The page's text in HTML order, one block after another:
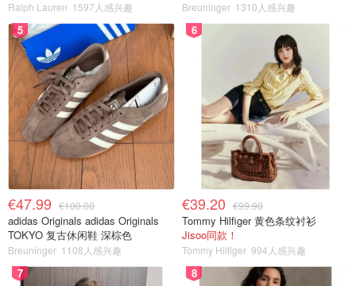
Ralph Lauren 1597人感兴趣 Breuninger 1310人感兴趣
5
€47.99 €100.00
adidas Originals adidas Originals
TOKYO 复古休闲鞋 深棕色
Breuninger 1108人感兴趣
6
€39.20 €99.90
Tommy Hilfiger 黄色条纹衬衫
Jisoo同款！
Tommy Hilfiger 994人感兴趣
7 8